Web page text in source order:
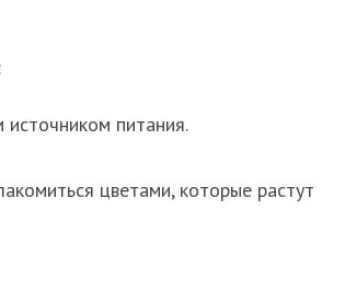
питания.
цветами, которые растут